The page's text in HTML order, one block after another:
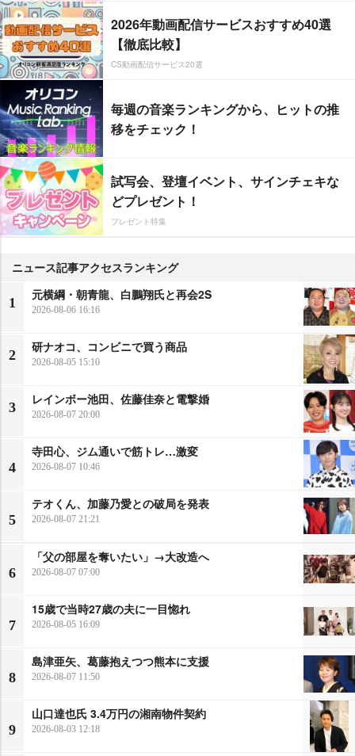
2026年動画配信サービスおすすめ40選
【徹底比較】
CS動画配信サービス20選
毎週の音楽ランキングから、ヒットの推
移をチェック！
試写会、登壇イベント、サインチェキな
どプレゼント！
プレゼント特集
ニュース記事アクセスランキング
1
元横綱・朝青龍、白鵬翔氏と再会2S
2026-08-06 16:16
2
研ナオコ、コンビニで買う商品
2026-08-05 15:10
3
レインボー池田、佐藤佳奈と電撃婚
2026-08-07 20:00
4
寺田心、ジム通いで筋トレ…激変
2026-08-07 10:46
5
テオくん、加藤乃愛との破局を発表
2026-08-07 21:21
6
「父の部屋を奪いたい」→大改造へ
2026-08-07 07:00
7
15歳で当時27歳の夫に一目惚れ
2026-08-05 16:09
8
島津亜矢、葛藤抱えつつ熊本に支援
2026-08-07 11:50
9
山口達也氏 3.4万円の湘南物件契約
2026-08-03 12:18